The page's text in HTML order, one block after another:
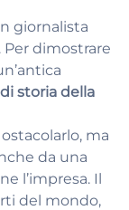
giornalista
dimostrare
storia della
ma
da una
l’impresa. Il
del mondo,